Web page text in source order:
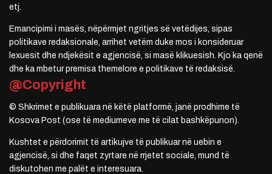
etj.
Emancipimi i masës, nëpërmjet ngritjes së vetëdijes, sipas
politikave redaksionale, arrihet vetëm duke mos i konsideruar
lexuesit dhe ndjekësit e agjencisë, si masë klikuesish. Kjo ka qenë
dhe ka mbetur premisa themelore e politikave të redaksisë.
@Copyright
© Shkrimet e publikuara në këtë platformë, janë prodhime të
Kosova Post (ose të mediumeve me të cilat bashkëpunon).
Kushtet e përdorimit të artikujve të publikuar në uebin e
agjencisë, si dhe faqet zyrtare në rrjetet sociale, mund të
diskutohen me palët e interesuara.